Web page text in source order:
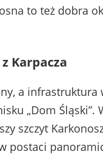
to też dobra
Karpacza
a
„Dom
szczyt
postaci